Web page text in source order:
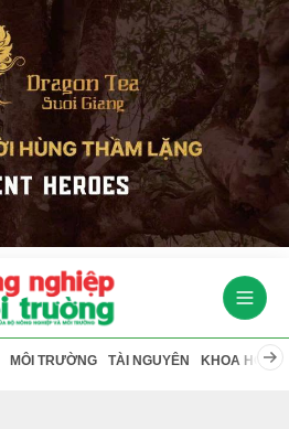
MÔI TRƯỜNG TÀI NGUYÊN KHOA HỌC